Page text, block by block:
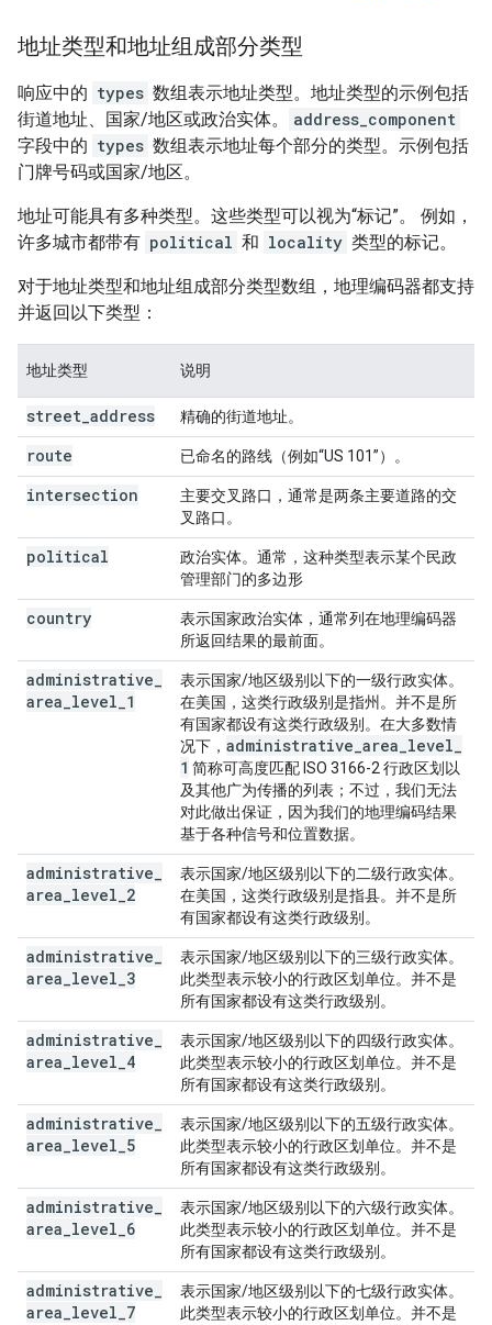
地址类型和地址组成部分类型
响应中的 types 数组表示地址类型。 地址类型的示例包括
街道地址、国家/地区或政治实体。
address_component
字段中的 types 数组表示地址每个部分的类型。示例包括
门牌号码或国家/地区。
地址可能具有多种类型。这些类型可以视为“标记”。 例如，
许多城市都带有 political 和 locality 类型的标记。
对于地址类型和地址组成部分类型数组，地理编码器都支持
并返回以下类型：
地址类型 说明
street address 精确的街道地址。
route 已命名的路线（例如“US 101”）。
intersection
主要交叉路口，通常是两条主要道路的交
叉路口。
political
政治实体。通常，这种类型表示某个民政
管理部门的多边形
country
表示国家政治实体，通常列在地理编码器
所返回结果的最前面。
administrative
area level 1
表示国家/地区级别以下的一级行政实体。
在美国，这类行政级别是指州。并不是所
有国家都设有这类行政级别。在大多数情
况下， administrative area level
1 简称可高度匹配 ISO 3166-2 行政区划以
及其他广为传播的列表；不过，我们无法
对此做出保证，因为我们的地理编码结果
基于各种信号和位置数据。
administrative
area level 2
表示国家/地区级别以下的二级行政实体。
在美国，这类行政级别是指县。并不是所
有国家都设有这类行政级别。
administrative
area level 3
表示国家/地区级别以下的三级行政实体。
此类型表示较小的行政区划单位。并不是
所有国家都设有这类行政级别。
administrative
area level 4
表示国家/地区级别以下的四级行政实体。
此类型表示较小的行政区划单位。并不是
所有国家都设有这类行政级别。
administrative
area level 5
表示国家/地区级别以下的五级行政实体。
此类型表示较小的行政区划单位。并不是
所有国家都设有这类行政级别。
administrative
area level 6
表示国家/地区级别以下的六级行政实体。
此类型表示较小的行政区划单位。并不是
所有国家都设有这类行政级别。
administrative
area level 7
表示国家/地区级别以下的七级行政实体。
此类型表示较小的行政区划单位。并不是